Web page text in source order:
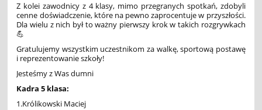
Z kolei zawodnicy z 4 klasy, mimo przegranych spotkań, zdobyli
cenne doświadczenie, które na pewno zaprocentuje w przyszłości.
Dla wielu z nich był to ważny pierwszy krok w takich rozgrywkach
💪
Gratulujemy wszystkim uczestnikom za walkę, sportową postawę
i reprezentowanie szkoły!
Jesteśmy z Was dumni
Kadra 5 klasa:
1.Królikowski Maciej